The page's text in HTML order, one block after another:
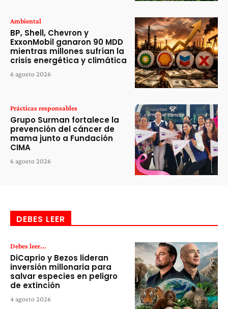
Ambiental
BP, Shell, Chevron y
ExxonMobil ganaron 90 MDD
mientras millones sufrían la
crisis energética y climática
6 agosto 2026
Prácticas responsables
Grupo Surman fortalece la
prevención del cáncer de
mama junto a Fundación
CIMA
6 agosto 2026
DEBES LEER
Debes leer...
DiCaprio y Bezos lideran
inversión millonaria para
salvar especies en peligro
de extinción
4 agosto 2026